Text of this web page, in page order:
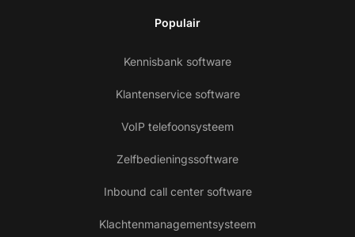
Populair
Kennisbank software
Klantenservice software
VoIP telefoonsysteem
Zelfbedieningssoftware
Inbound call center software
Klachtenmanagementsysteem